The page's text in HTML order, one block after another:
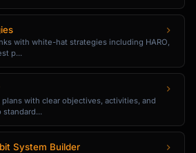
subject line]
tone]"
with white-hat strategies including HARO,
p...
with clear objectives, activities, and
standard...
System Builder